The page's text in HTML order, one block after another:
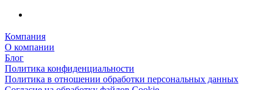
Компания
О компании
Блог
Политика конфиденциальности
Политика в отношении обработки персональных данных